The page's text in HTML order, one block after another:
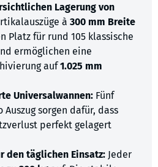
Lagerung von
à 300 mm Breite
Platz für rund 105 klassische
ermöglichen eine
auf1.025 mm
Universalwannen: Fünf
Auszug sorgen dafür, dass
perfekt gelagert
den täglichen Einsatz: Jeder